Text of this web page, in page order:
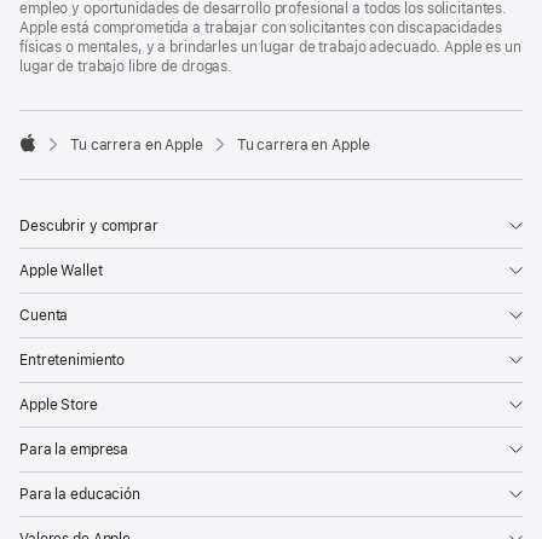
empleo y oportunidades de desarrollo profesional a todos los solicitantes.
Apple está comprometida a trabajar con solicitantes con discapacidades
físicas o mentales, y a brindarles un lugar de trabajo adecuado. Apple es un
lugar de trabajo libre de drogas.

Tu carrera en Apple Tu carrera en Apple
Descubrir y comprar
Apple Wallet
Cuenta
Entretenimiento
Apple Store
Para la empresa
Para la educación